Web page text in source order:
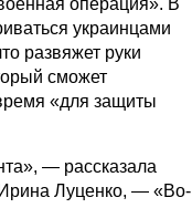
операция». В
украинцами
развяжет руки
сможет
«для защиты
— рассказала
Ирина Луценко, — «Во-